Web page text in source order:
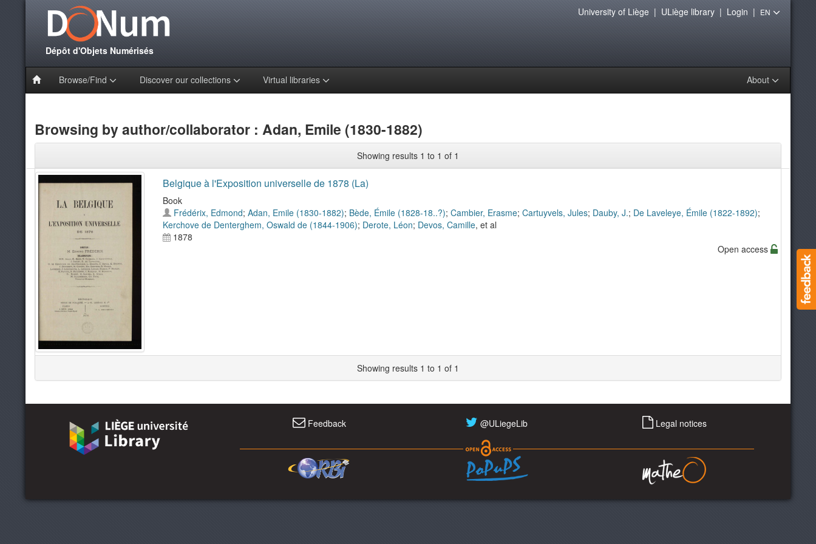
Dépôt d'Objets Numérisés
Browse/Find Discover our collections Virtual libraries About
University of Liège| ULiège library| Login | EN
Browsing by author/collaborator : Adan, Emile (1830-1882)
Showing results 1 to 1 of 1
Belgique à l'Exposition universelle de 1878 (La)
Book
Frédérix, Edmond; Adan, Emile (1830-1882); Bède, Émile (1828-18..?); Cambier, Erasme; Cartuyvels, Jules; Dauby, J.; De Laveleye, Émile (1822-1892);
Kerchove de Denterghem, Oswald de (1844-1906); Derote, Léon; Devos, Camille, et al
1878
Open access
Showing results 1 to 1 of 1
Feedback @ULiegeLib Legal notices